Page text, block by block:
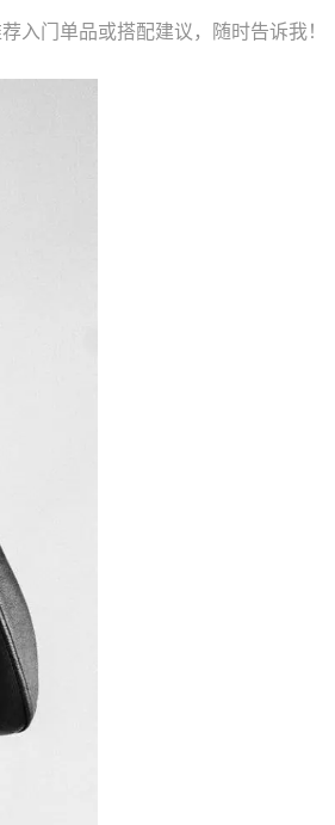
入门单品或搭配建议，随时告诉我！